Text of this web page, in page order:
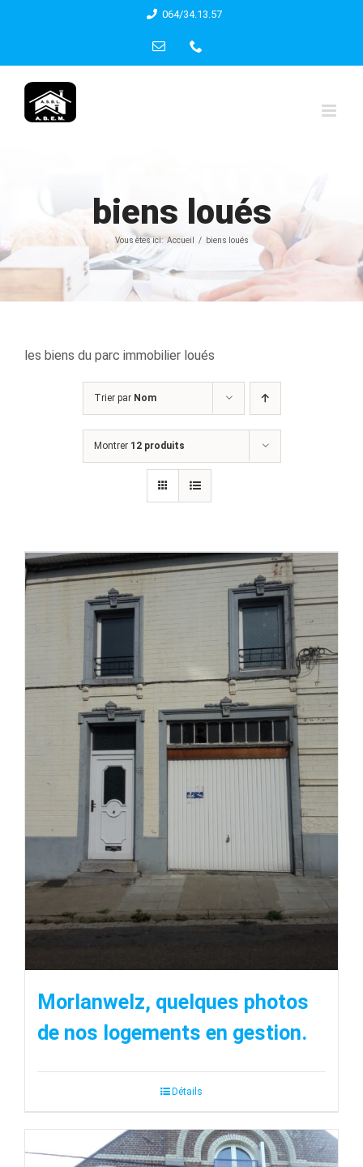
content
064/34.13.57
Email
biens loués
Vous êtes ici: Accueil biens loués
les biens du parc immobilier loués
Trier par Nom
Montrer 12 produits
Morlanwelz, quelques photos
de nos logements en gestion.
Détails